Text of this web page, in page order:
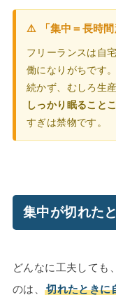
⚠️ 「集中＝長時
フリーランスは自
働になりがちです
続かず、むしろ生
しっかり眠ること
すぎは禁物です。
集中が切れた
どんなに工夫しても
のは、切れたときに